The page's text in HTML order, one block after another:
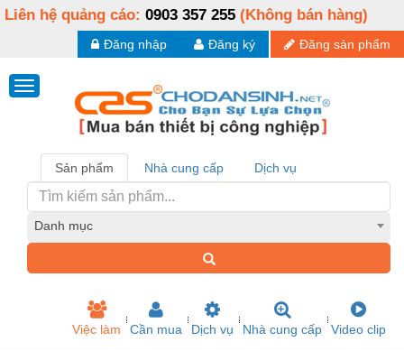
Liên hệ quảng cáo: 0903 357 255 (Không bán hàng)
Đăng sản phẩm
Đăng ký
Đăng nhập
Sản phẩm Nhà cung cấp Dịch vụ
Danh mục
Việc làm Cần mua Dịch vụ Nhà cung cấp Video clip